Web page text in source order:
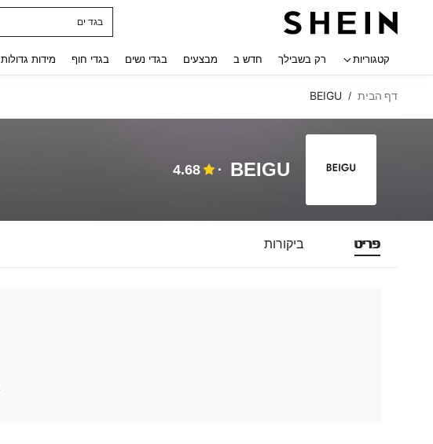
בגד ים
קטגוריות רק בשבילך חדש ב מבצעים בגדי נשים בגדי חוף מידות גדולות
דף הבית /
BEIGU
BEIGU
4.68
פריט ביקורות